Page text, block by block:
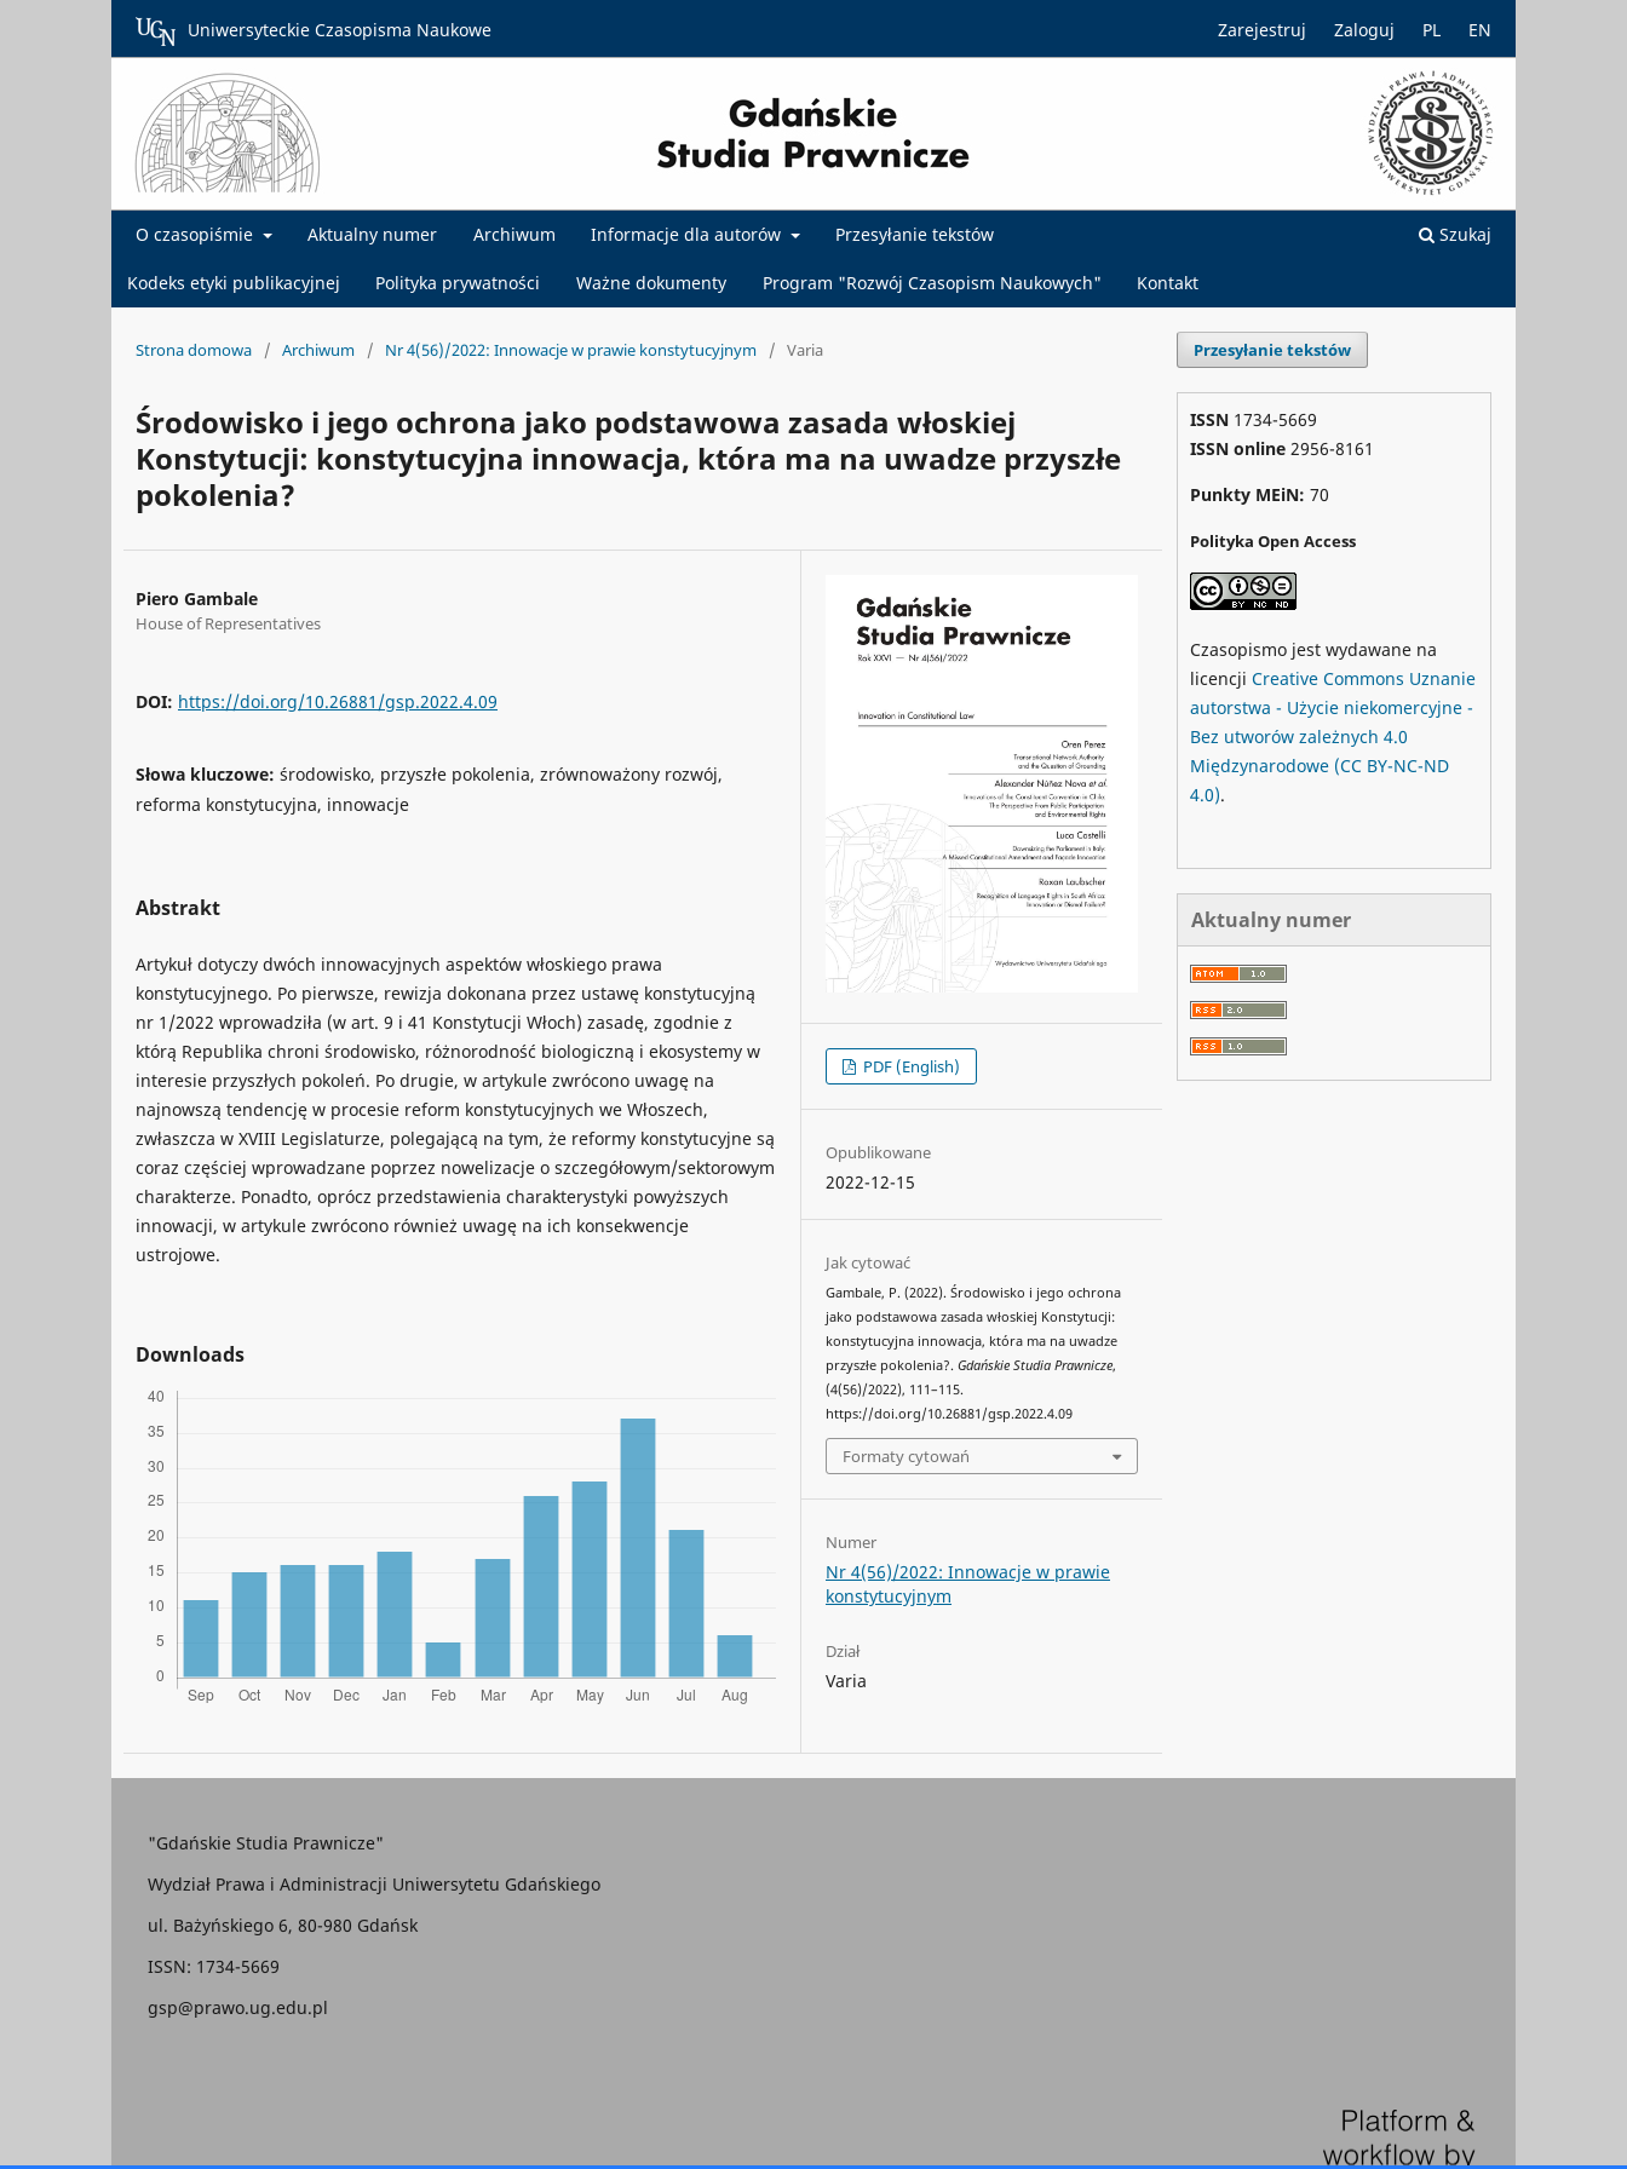
O czasopiśmie Aktualny numer Archiwum Informacje dla autorów Przesyłanie tekstów
Kodeks etyki publikacyjnej Polityka prywatności Ważne dokumenty Program "Rozwój Czasopism Naukowych" Kontakt
Szukaj
Zarejestruj Zaloguj PL EN
Uniwersyteckie Czasopisma Naukowe
Strona domowa / Archiwum / Nr 4(56)/2022: Innowacje w prawie konstytucyjnym / Varia
Środowisko i jego ochrona jako podstawowa zasada włoskiej
Konstytucji: konstytucyjna innowacja, która ma na uwadze przyszłe
pokolenia?
Piero Gambale
House of Representatives
DOI: https://doi.org/10.26881/gsp.2022.4.09
Słowa kluczowe: środowisko, przyszłe pokolenia, zrównoważony rozwój,
reforma konstytucyjna, innowacje
Abstrakt
Artykuł dotyczy dwóch innowacyjnych aspektów włoskiego prawa
konstytucyjnego. Po pierwsze, rewizja dokonana przez ustawę konstytucyjną
nr 1/2022 wprowadziła (w art. 9 i 41 Konstytucji Włoch) zasadę, zgodnie z
którą Republika chroni środowisko, różnorodność biologiczną i ekosystemy w
interesie przyszłych pokoleń. Po drugie, w artykule zwrócono uwagę na
najnowszą tendencję w procesie reform konstytucyjnych we Włoszech,
zwłaszcza w XVIII Legislaturze, polegającą na tym, że reformy konstytucyjne są
coraz częściej wprowadzane poprzez nowelizacje o szczegółowym/sektorowym
charakterze. Ponadto, oprócz przedstawienia charakterystyki powyższych
innowacji, w artykule zwrócono również uwagę na ich konsekwencje
ustrojowe.
Downloads
PDF (English)
Opublikowane
2022-12-15
Jak cytować
Gambale, P. (2022). Środowisko i jego ochrona
jako podstawowa zasada włoskiej Konstytucji:
konstytucyjna innowacja, która ma na uwadze
przyszłe pokolenia?.Gdańskie Studia Prawnicze,
(4(56)/2022), 111–115.
https://doi.org/10.26881/gsp.2022.4.09
Formaty cytowań
Numer
Nr 4(56)/2022: Innowacje w prawie
konstytucyjnym
Dział
Varia
Przesyłanie tekstów
ISSN 1734-5669
ISSN online 2956-8161
Punkty MEiN: 70
Polityka Open Access
Czasopismo jest wydawane na
licencji Creative Commons Uznanie
autorstwa - Użycie niekomercyjne -
Bez utworów zależnych 4.0
Międzynarodowe (CC BY-NC-ND
4.0).
Aktualny numer
"Gdańskie Studia Prawnicze"
Wydział Prawa i Administracji Uniwersytetu Gdańskiego
ul. Bażyńskiego 6, 80-980 Gdańsk
ISSN: 1734-5669
gsp@prawo.ug.edu.pl